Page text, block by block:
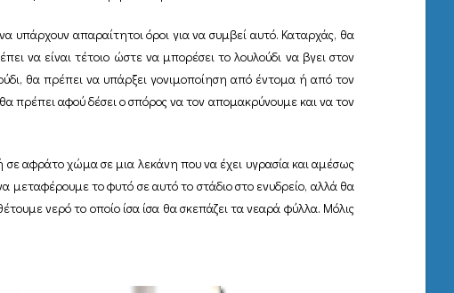
υπάρχουν απαραίτητοι όροι για να συμβεί αυτό. Καταρχάς, θα
να είναι τέτοιο ώστε να μπορέσει το λουλούδι να βγει στον
θα πρέπει να υπάρξει γονιμοποίηση από έντομα ή από τον
πρέπει αφού δέσει ο σπόρος να τον απομακρύνουμε και να τον
σε αφράτο χώμα σε μια λεκάνη που να έχει υγρασία και αμέσως
μεταφέρουμε το φυτό σε αυτό το στάδιο στο ενυδρείο, αλλά θα
νερό το οποίο ίσα ίσα θα σκεπάζει τα νεαρά φύλλα. Μόλις